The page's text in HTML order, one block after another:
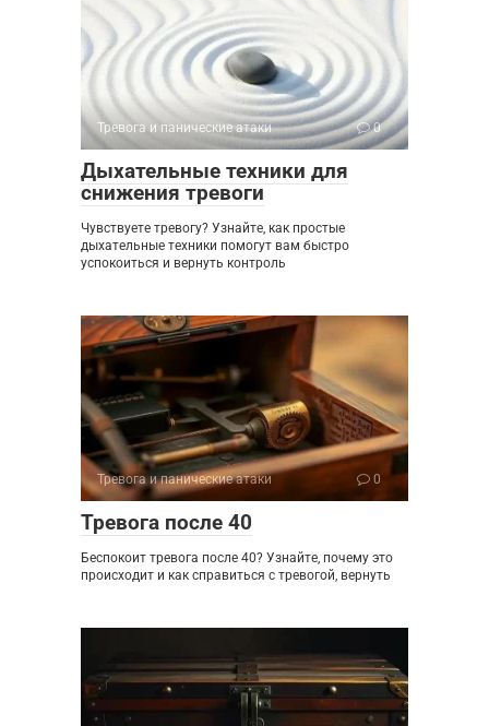
Тревога и панические атаки 0
Дыхательные техники для
снижения тревоги
Чувствуете тревогу? Узнайте, как простые
дыхательные техники помогут вам быстро
успокоиться и вернуть контроль
Тревога и панические атаки 0
Тревога после 40
Беспокоит тревога после 40? Узнайте, почему это
происходит и как справиться с тревогой, вернуть